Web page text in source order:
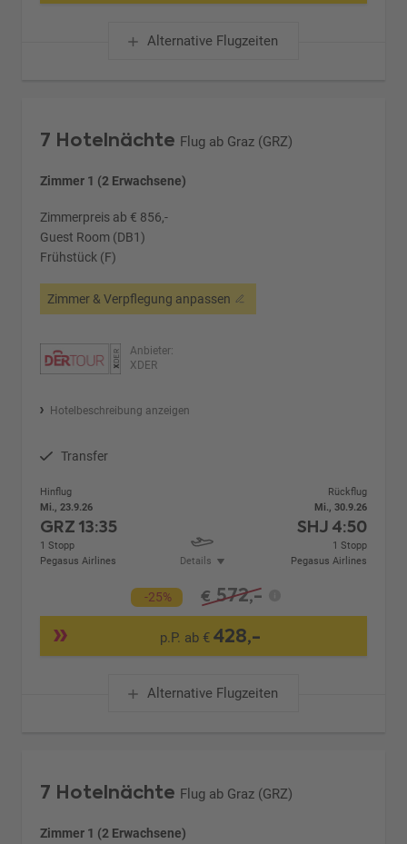
Alternative Flugzeiten
7 Hotelnächte Flug ab Graz (GRZ)
Zimmer 1 (2 Erwachsene)
Zimmerpreis ab € 856,-
Guest Room (DB1)
Frühstück (F)
Zimmer & Verpflegung anpassen
Anbieter:
XDER
Hotelbeschreibung anzeigen
Transfer
Hinflug
Mi., 23.9.26
GRZ13:35
1 Stopp
Pegasus Airlines
Details
Rückflug
Mi., 30.9.26
SHJ 4:50
1 Stopp
Pegasus Airlines
-25% € 572,-
p.P. ab € 428,-
Alternative Flugzeiten
7 Hotelnächte Flug ab Graz (GRZ)
Zimmer 1 (2 Erwachsene)